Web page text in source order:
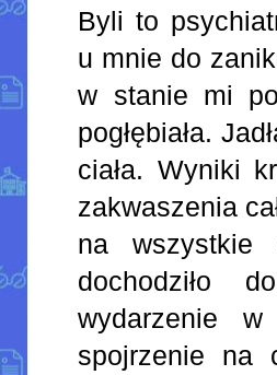
Byli to
u mnie do
w stanie mi
pogłębiała.
ciała. Wyniki
zakwaszenia
na wszystkie
dochodziło
wydarzenie
spojrzenie na